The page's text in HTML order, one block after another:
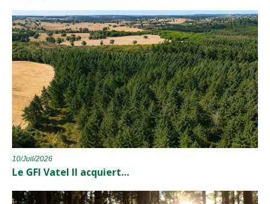
10/Juil/2026
Le GFI Vatel II acquiert…